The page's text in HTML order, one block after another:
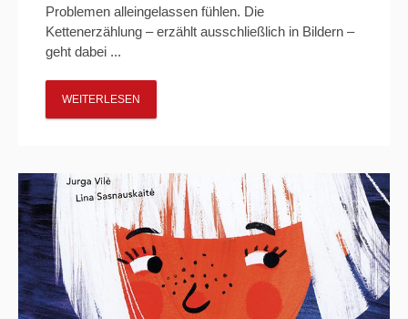
Problemen alleingelassen fühlen. Die
Kettenerzählung – erzählt ausschließlich in Bildern –
geht dabei ...
WEITERLESEN